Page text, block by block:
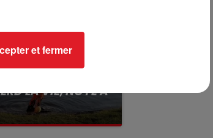
LA VIE, NOYÉ À
et fermer